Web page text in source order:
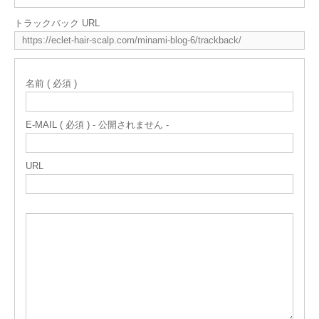
トラックバック URL
名前 ( 必須 )
E-MAIL ( 必須 ) - 公開されません -
URL